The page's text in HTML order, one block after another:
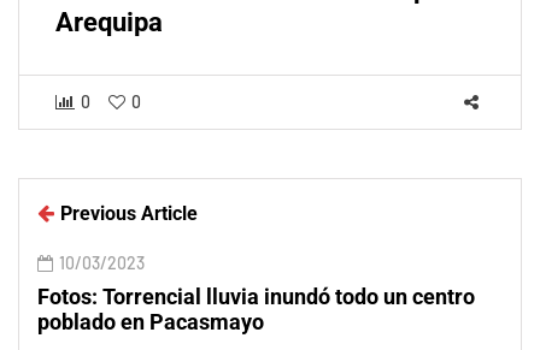
Arequipa
0 0
Previous Article
10/03/2023
Fotos: Torrencial lluvia inundó todo un centro
poblado en Pacasmayo